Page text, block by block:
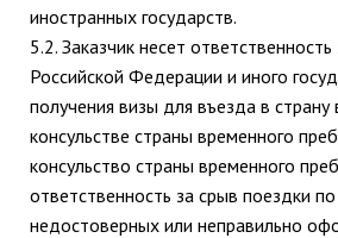
иностранных государств.
5.2. Заказчик несет
Российской Федерации и иного
получения визы для въезда в
консульстве страны временного
консульство страны временного
ответственность за срыв поездки
недостоверных или неправильно